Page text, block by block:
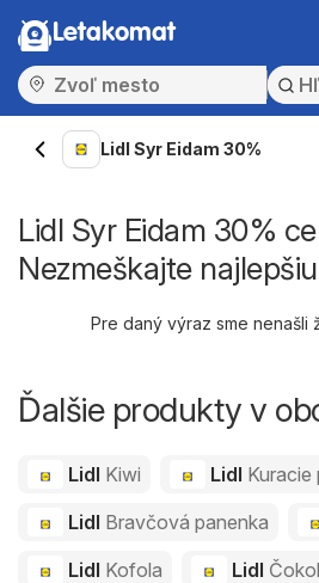
Letakomat
Lidl Syr Eidam 30%
Lidl Syr Eidam 30%
Nezmeškajte
Pre daný výraz sme nenašli
Ďalšie produkty v
Lidl Kiwi Lidl Kuracie
Lidl Bravčová panenka
Lidl Kofola Lidl